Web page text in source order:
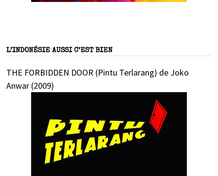
L’INDONÉSIE AUSSI C’EST BIEN
THE FORBIDDEN DOOR (Pintu Terlarang) de Joko
Anwar (2009)